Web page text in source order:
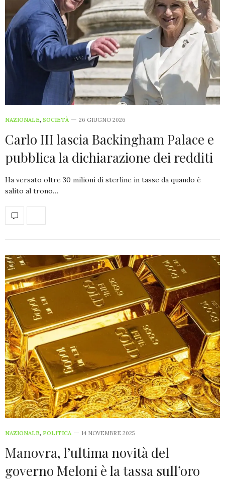
NAZIONALE, SOCIETÀ 26 GIUGNO 2026
Carlo III lascia Backingham Palace e
pubblica la dichiarazione dei redditi
Ha versato oltre 30 milioni di sterline in tasse da quando è
salito al trono…
NAZIONALE, POLITICA 14 NOVEMBRE 2025
Manovra, l’ultima novità del
governo Meloni è la tassa sull’oro